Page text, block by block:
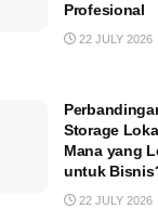
Profesional
22 JULY 2026
Storage
Mana yang
untuk
22 JULY 2026